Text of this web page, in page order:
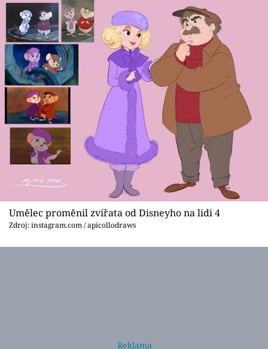
Umělec proměnil zvířata od Disneyho na lidi 4
Zdroj: instagram.com / apicollodraws